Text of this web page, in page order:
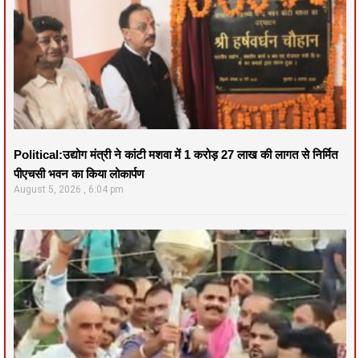
Political:उद्योग मंत्री ने कांटी मशवा में 1 करोड़ 27 लाख की लागत से निर्मित
पीएचसी भवन का किया लोकार्पण
August 5, 2026 6:04 pm